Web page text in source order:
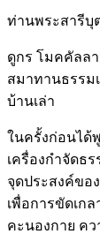
ท่านพระสารีบุ
ดูกร โมคคัลล
สมาทานธรรม
บ้านเล่า
ในครั้งก่อนได้
เครื่องกำจัดธ
จุดประสงค์ขอ
เพื่อการขัดเก
คะนองกาย คว